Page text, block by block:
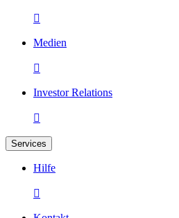

Medien

Investor Relations

Services
Hilfe
